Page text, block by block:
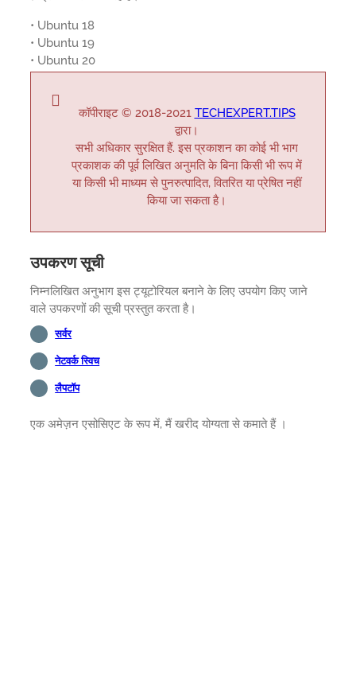
• Ubuntu 18
• Ubuntu 19
• Ubuntu 20
कॉपीराइट © 2018-2021 TECHEXPERT.TIPS
द्वारा।
सभी अधिकार सुरक्षित हैं. इस प्रकाशन का कोई भी भाग
प्रकाशक की पूर्व लिखित अनुमति के बिना किसी भी रूप में
या किसी भी माध्यम से पुनरुत्पादित, वितरित या प्रेषित नहीं
किया जा सकता है।
उपकरण सूची
निम्नलिखित अनुभाग इस ट्यूटोरियल बनाने के लिए उपयोग किए जाने
वाले उपकरणों की सूची प्रस्तुत करता है।
सर्वर
नेटवर्क स्विच
लैपटॉप
एक अमेज़न एसोसिएट के रूप में, मैं खरीद योग्यता से कमाते हैं ।